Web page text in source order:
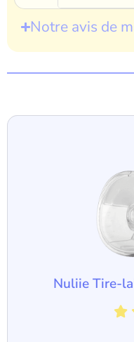
Notre avis de
Nuliie Tire-